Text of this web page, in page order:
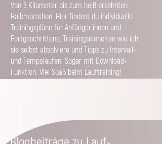
Von 5 Kilometer bis zum heiß ersehnten
Halbmarathon. Hier findest du individuelle
Trainingspläne für Anfänger:innen und
Fortgeschrittene, Trainingseinheiten wie ich
sie selbst absolviere und Tipps zu Intervall-
und Tempoläufen. Sogar mit Download-
Funktion. Viel Spaß beim Lauftraining!